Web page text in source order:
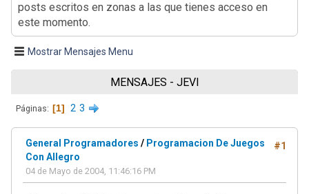
posts escritos en zonas a las que tienes acceso en
este momento.
Mostrar Mensajes Menu
MENSAJES - JEVI
Páginas 1 2 3
#1
General Programadores / Programacion De Juegos
Con Allegro
04 de Mayo de 2004, 11:46:16 PM